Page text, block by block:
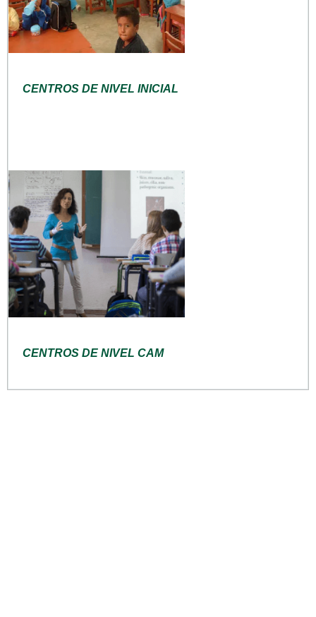
CENTROS DE NIVEL INICIAL
CENTROS DE NIVEL CAM